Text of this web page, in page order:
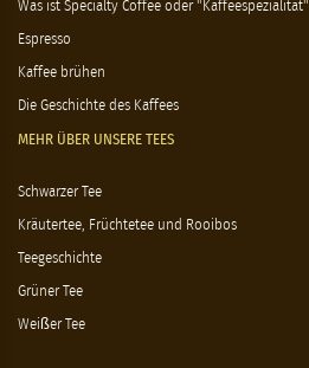
Was ist Specialty Coffee oder "Kaffeespezialität"
Espresso
Kaffee brühen
Die Geschichte des Kaffees
MEHR ÜBER UNSERE TEES
Schwarzer Tee
Kräutertee, Früchtetee und Rooibos
Teegeschichte
Grüner Tee
Weißer Tee